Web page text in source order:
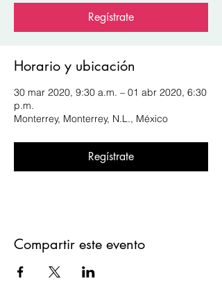
Regístrate
Horario y ubicación
30 mar 2020, 9:30 a.m. – 01 abr 2020, 6:30
p.m.
Monterrey, Monterrey, N.L., México
Regístrate
Compartir este evento